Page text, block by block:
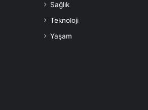
Sağlık
Teknoloji
Yaşam